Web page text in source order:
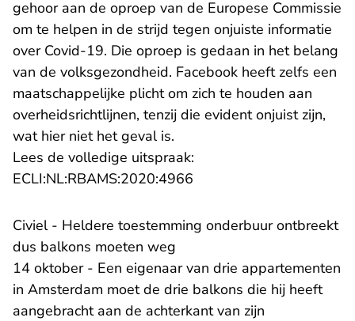
gehoor aan de oproep van de Europese Commissie
om te helpen in de strijd tegen onjuiste informatie
over Covid-19. Die oproep is gedaan in het belang
van de volksgezondheid. Facebook heeft zelfs een
maatschappelijke plicht om zich te houden aan
overheidsrichtlijnen, tenzij die evident onjuist zijn,
wat hier niet het geval is.
Lees de volledige uitspraak:
ECLI:NL:RBAMS:2020:4966
Civiel - Heldere toestemming onderbuur ontbreekt
dus balkons moeten weg
14 oktober - Een eigenaar van drie appartementen
in Amsterdam moet de drie balkons die hij heeft
aangebracht aan de achterkant van zijn